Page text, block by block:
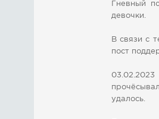
Гневный
девочки.
В связи с
пост
удалось.